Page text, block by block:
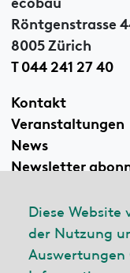
Diese Website
der Nutzung
Auswertungen
Röntgenstrasse
8005 Zürich
T 044 241 27 40
Kontakt
Veranstaltungen
News
Newsletter
Linkedin